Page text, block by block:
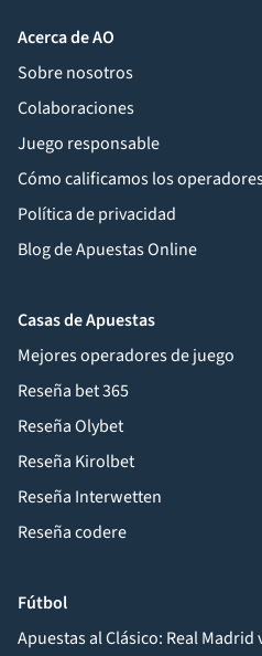
Acerca de AO
Sobre nosotros
Colaboraciones
Juego responsable
Cómo calificamos los
Política de privacidad
Blog de Apuestas Online
Casas de Apuestas
Mejores operadores de juego
Reseña bet 365
Reseña Olybet
Reseña Kirolbet
Reseña Interwetten
Reseña codere
Fútbol
Apuestas al Clásico: Real Madrid